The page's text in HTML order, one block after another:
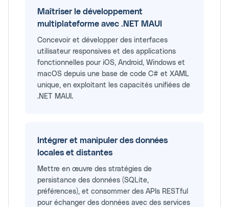
Maîtriser le développement
multiplateforme avec .NET MAUI
Concevoir et développer des interfaces
utilisateur responsives et des applications
fonctionnelles pour iOS, Android, Windows et
macOS depuis une base de code C# et XAML
unique, en exploitant les capacités unifiées de
.NET MAUI.
Intégrer et manipuler des données
locales et distantes
Mettre en œuvre des stratégies de
persistance des données (SQLite,
préférences), et consommer des APIs RESTful
pour échanger des données avec des services